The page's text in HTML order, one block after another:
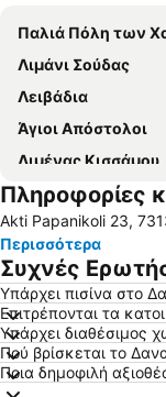
Παλιά Πόλη των
Λιμάνι Σούδας
Λειβάδια
Άγιοι Απόστολοι
Λιμένας Κισσάμου
Νέα Χώρα -
ΚΤΕΛ Χανίων
Καλύβες
Αγία Μαρίνα
Μαράθι
Δικαστήρια
Πλατανιάς
Πληροφορίες
Akti Papanikoli 23,
Περισσότερα
Συχνές
Υπάρχει πισίνα στο
Επιτρέπονται τα
Υπάρχει διαθέσιμος
Πού βρίσκεται το
Ποια δημοφιλή